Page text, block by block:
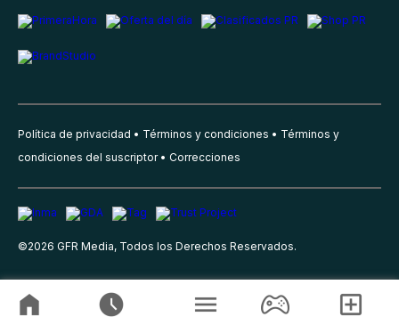
Política de privacidad Términos y condiciones
Términos y
condiciones del suscriptor
Correcciones
©2026 GFR Media, Todos los Derechos Reservados.